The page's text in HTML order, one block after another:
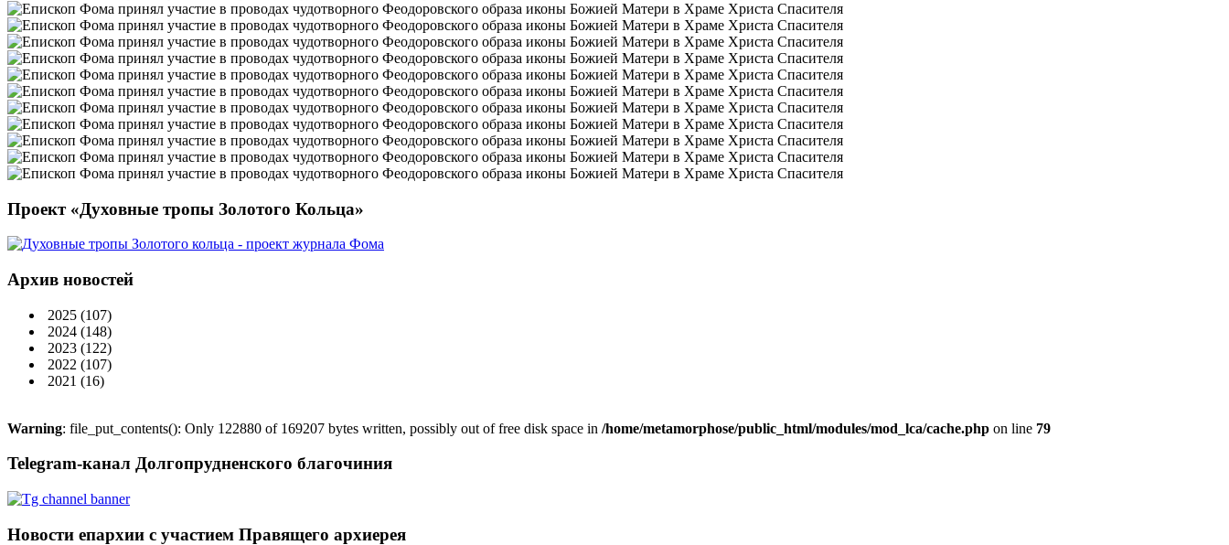
Проект «Духовные тропы Золотого Кольца»
Архив новостей
2025 (107)
2024 (148)
2023 (122)
2022 (107)
2021 (16)
Warning: file_put_contents(): Only 122880 of 169207 bytes written, possibly out of free disk space in /home/metamorphose/public_html/modules/mod_lca/cache.php on line 79
Telegram-канал Долгопрудненского благочиния
Новости епархии с участием Правящего архиерея